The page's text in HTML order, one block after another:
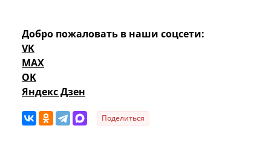
Добро пожаловать в наши соцсети:
VK
MAX
OK
Яндекс Дзен
Поделиться